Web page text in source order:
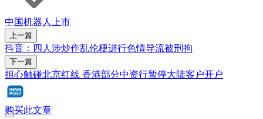
中国机器人上市
上一篇
抖音：四人涉炒作乱伦梗进行色情导流被刑拘
下一篇
担心触碰北京红线 香港部分中资行暂停大陆客户开户
购买此文章